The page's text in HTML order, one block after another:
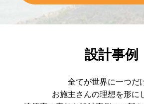
設計事例
全てが世界に一つだ
お施主さんの理想を形に